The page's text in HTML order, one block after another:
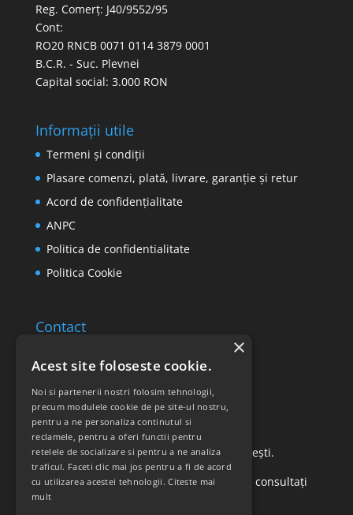
Reg. Comerț: J40/9552/95
Cont:
RO20 RNCB 0071 0114 3879 0001
B.C.R. - Suc. Plevnei
Capital social: 3.000 RON
Informații utile
Termeni și condiții
Plasare comenzi, plată, livrare, garanție și retur
Acord de confidențialitate
ANPC
Politica de confidentialitate
Politica Cookie
Contact
Retur produse
Str. Vasile Mironiuc nr. 3, Sector 1, București.
Pentru detalii suplimentare, vă rugăm să consultați
politica de returnare a produselor
Acest site foloseste cookie.
Noi si partenerii nostri folosim tehnologii,
precum modulele cookie de pe site-ul nostru,
pentru a ne personaliza continutul si
reclamele, pentru a oferi functii pentru
retelele de socializare si pentru a ne analiza
traficul. Faceti clic mai jos pentru a fi de acord
cu utilizarea acestei tehnologii.Citeste mai
mult
×